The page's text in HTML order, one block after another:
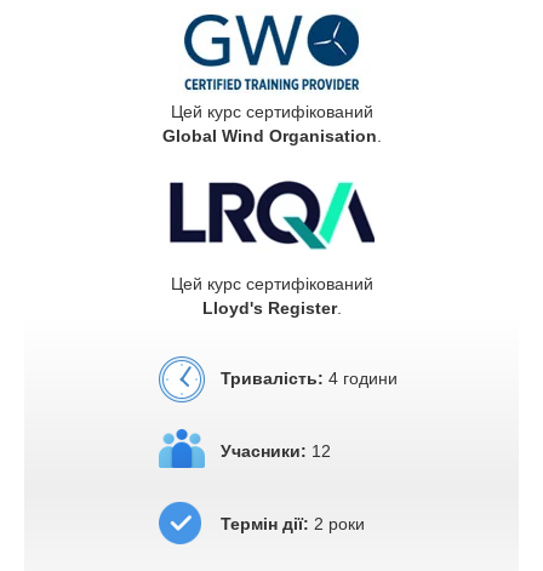
Цей курс сертифікований
Global Wind Organisation
Цей курс сертифікований
Lloyd's Register.
Тривалість: 4 години
Учасники: 12
Термін дії: 2 роки